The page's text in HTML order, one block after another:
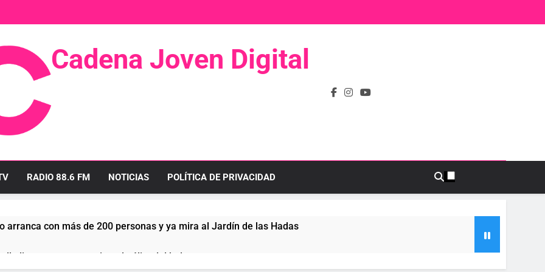
Cadena Joven Digital
Radio Y Televisión
RADIO 88.6 FM NOTICIAS POLÍTICA DE PRIVACIDAD
arranca con más de 200 personas y ya mira al Jardín de las Hadas
linense tras conquistar la élite del baloncesto